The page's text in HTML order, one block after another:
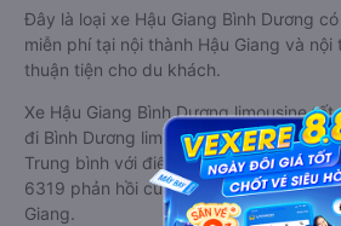
Đây là loại xe Hậu Giang Bình Dương
miễn phí tại nội thành Hậu Giang và nội
thuận tiện cho du khách.
Xe Hậu Giang Bình Dương limousine
đi Bình Dương limousine được đánh
Trung bình với điểm đánh giá trung
6319 phản hồi của hành khách Xe về
Giang.